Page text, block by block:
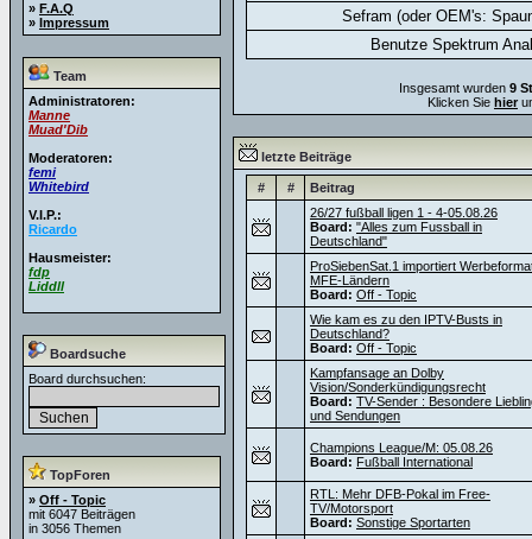
» F.A.Q
» Impressum
Team
Administratoren:
Manne
Muad'Dib
Moderatoren:
femi
Whitebird
V.I.P.:
Ricardo
Hausmeister:
fdp
Liddll
Boardsuche
Board durchsuchen:
TopForen
» Off - Topic
mit 6047 Beiträgen
in 3056 Themen
Sefram (oder OEM's:
Benutze Spektrum
Insgesamt wurden 9
Klicken Sie hier
letzte Beiträge
# #
Beitrag
26/27 fußball ligen 1 - 4-05.08.26
Board: "Alles zum Fussball in
Deutschland"
ProSiebenSat.1 importiert
MFE-Ländern
Board: Off - Topic
Wie kam es zu den IPTV-Busts in
Deutschland?
Board: Off - Topic
Kampfansage an Dolby
Vision/Sonderkündigungsrecht
Board: TV-Sender : Besondere
und Sendungen
Champions League/M: 05.08.26
Board: Fußball International
RTL: Mehr DFB-Pokal im Free-
TV/Motorsport
Board: Sonstige Sportarten